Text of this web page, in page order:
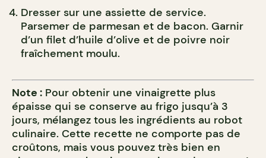
Dresser sur une assiette de service.
Parsemer de parmesan et de bacon. Garnir
d’un filet d’huile d’olive et de poivre noir
fraîchement moulu.
Note : Pour obtenir une vinaigrette plus
épaisse qui se conserve au frigo jusqu’à 3
jours, mélangez tous les ingrédients au robot
culinaire. Cette recette ne comporte pas de
croûtons, mais vous pouvez très bien en